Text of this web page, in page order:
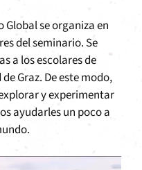
Global se organiza en
del seminario. Se
a los escolares de
Graz. De este modo,
y experimentar
ayudarles un poco a